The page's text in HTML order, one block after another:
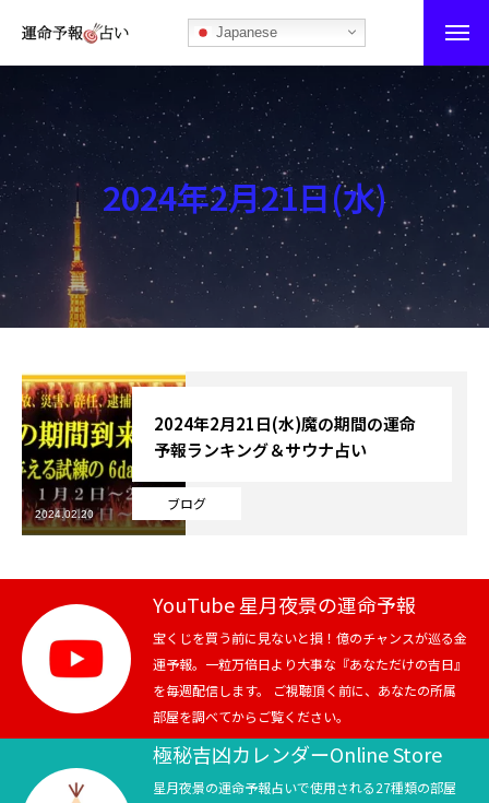
Japanese
運命予報占い
運命予報占いとは
あなたの所属部屋を探そう！
最恐の相性占い
秘伝公開！吉凶カレンダー
ブログ
お知らせ
芸能界
テニス
スポーツ
競馬
2024年2月21日(水)
ブログ
2024年2月21日(水)魔の期間の運命
予報ランキング＆サウナ占い
2024.02.20
YouTube 星月夜景の運命予報
宝くじを買う前に見ないと損！億のチャンスが巡る金
運予報。一粒万倍日より大事な『あなただけの吉日』
を毎週配信します。 ご視聴頂く前に、あなたの所属
部屋を調べてからご覧ください。
極秘吉凶カレンダーOnline Store
星月夜景の運命予報占いで使用される27種類の部屋